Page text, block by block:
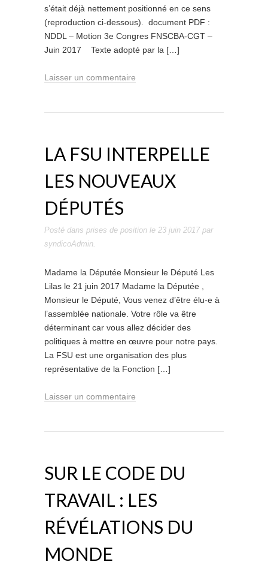
s’était déjà nettement positionné en ce sens
(reproduction ci-dessous). document PDF :
NDDL – Motion 3e Congres FNSCBA-CGT –
Juin 2017 Texte adopté par la […]
Laisser un commentaire
LA FSU INTERPELLE
LES NOUVEAUX
DÉPUTÉS
Posté dans prises de position le 23 juin 2017par
syndicoAdmin.
Madame la Députée Monsieur le Député Les
Lilas le 21 juin 2017 Madame la Députée ,
Monsieur le Député, Vous venez d’être élu-e à
l’assemblée nationale. Votre rôle va être
déterminant car vous allez décider des
politiques à mettre en œuvre pour notre pays.
La FSU est une organisation des plus
représentative de la Fonction […]
Laisser un commentaire
SUR LE CODE DU
TRAVAIL : LES
RÉVÉLATIONS DU
MONDE